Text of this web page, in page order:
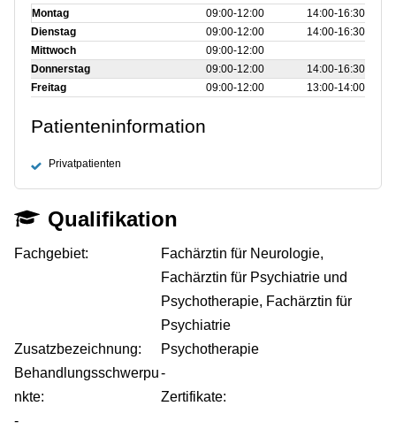
Montag 09:00‑12:00
14:00‑16:30
Dienstag
09:00‑12:00
14:00‑16:30
Mittwoch
09:00‑12:00
Donnerstag
09:00‑12:00
14:00‑16:30
Freitag
09:00‑12:00 13:00‑14:00
Patienteninformation
Privatpatienten
Qualifikation
Fachgebiet:
Fachärztin für Neurologie,
Fachärztin für Psychiatrie und
Psychotherapie, Fachärztin für
Psychiatrie
Zusatzbezeichnung:
Psychotherapie
Behandlungsschwerpu
nkte:
-
Zertifikate:
-